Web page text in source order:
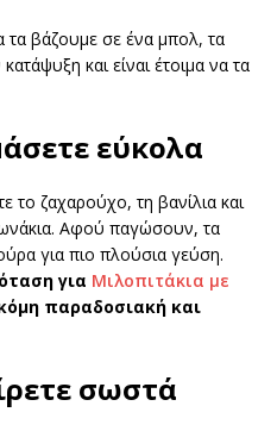
βάζουμε σε ένα μπολ, τα
και είναι έτοιμα να τα
εύκολα
το ζαχαρούχο, τη βανίλια και
Αφού παγώσουν, τα
για πιο πλούσια γεύση.
για Μιλοπιτάκια με
παραδοσιακή και
σωστά